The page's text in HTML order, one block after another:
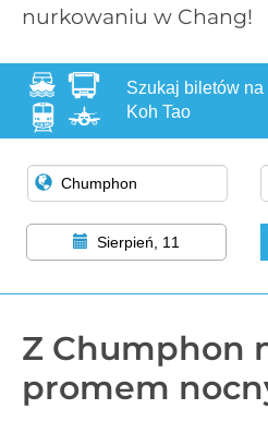
nurkowaniu w Chang!
Szukaj biletów
Koh Tao
Sierpień, 11
Z Chumphon
promem